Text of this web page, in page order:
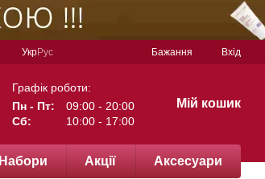
УкрРус Бажання Вхід
Графік роботи:
Пн - Пт:
09:00 - 20:00
Сб:
10:00 - 17:00
Мій кошик
Набори Акції Аксесуари